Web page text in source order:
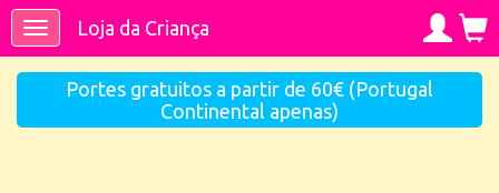
ToggleLoja da Criança
Portes gratuitos a partir de 60€ (Portugal
Continental apenas)